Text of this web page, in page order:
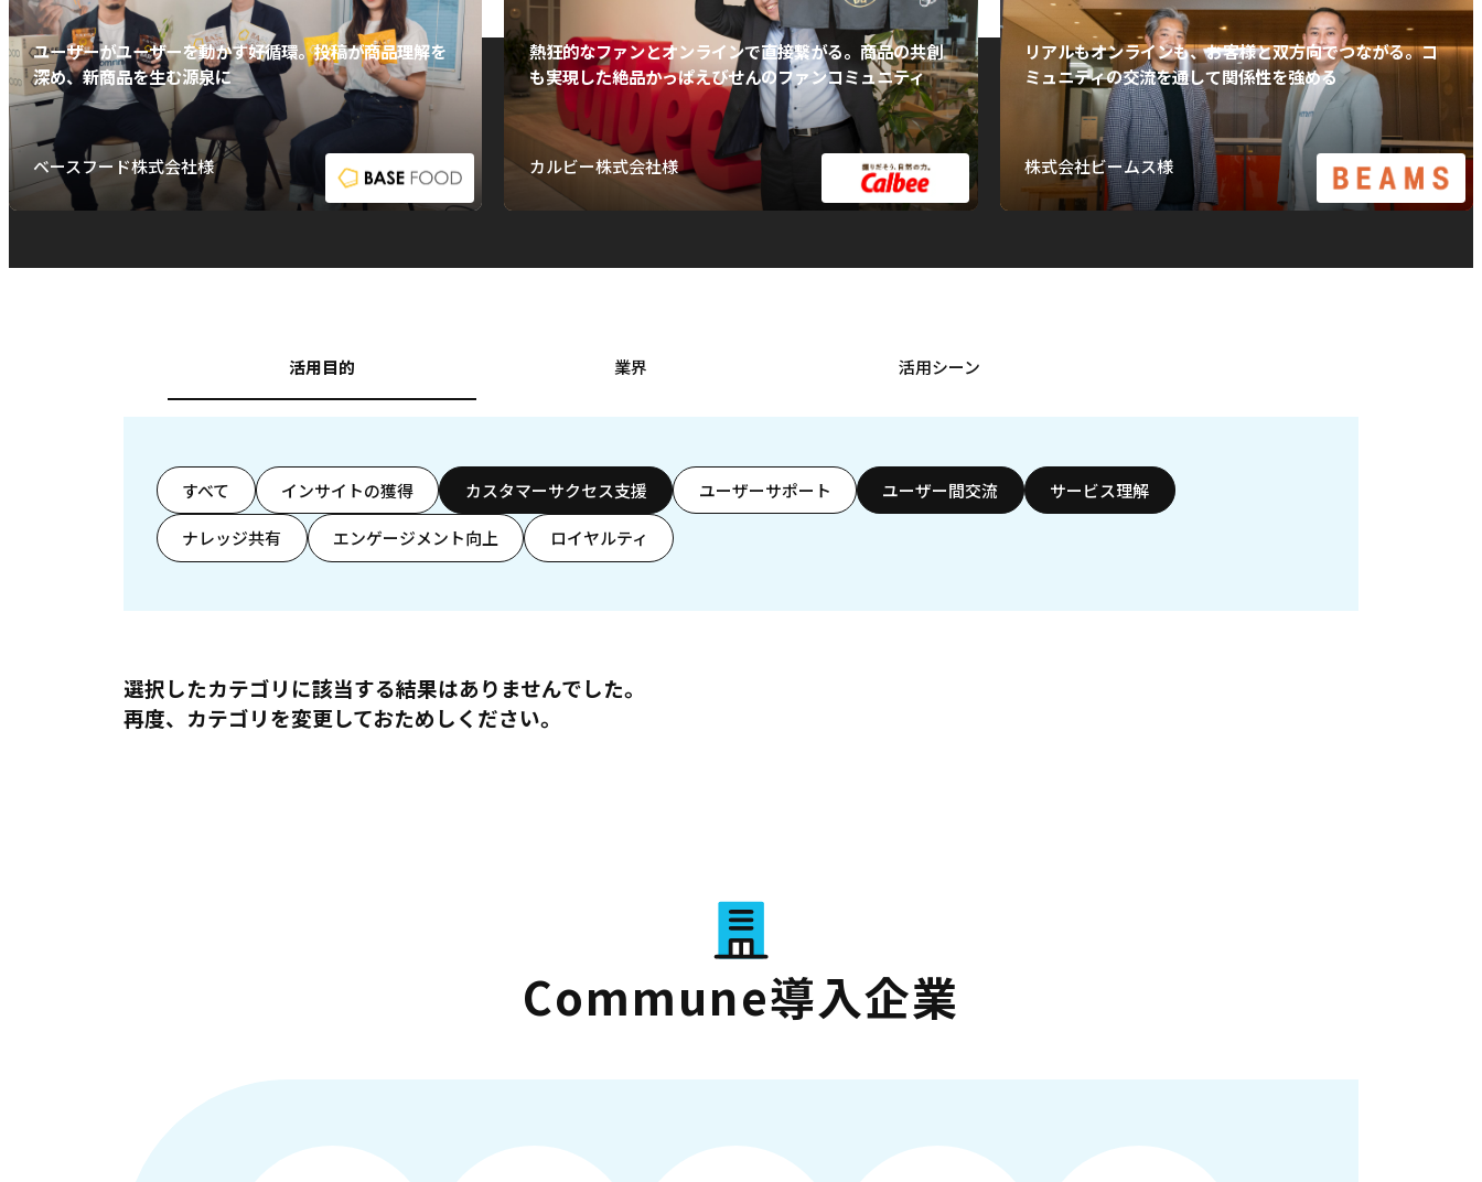
ユーザーがユーザーを動かす好循環。投稿が商品理解を
深め、新商品を生む源泉に
ベースフード株式会社様
熱狂的なファンとオンラインで直接繋がる。商品の共創
も実現した絶品かっぱえびせんのファンコミュニティ
カルビー株式会社様
リアルもオンラインも、お客様と双方向でつながる。コ
ミュニティの交流を通して関係性を強める
株式会社ビームス様
活用目的 業界 活用シーン
すべて インサイトの獲得 カスタマーサクセス支援 ユーザーサポート ユーザー間交流 サービス理解
ナレッジ共有 エンゲージメント向上 ロイヤルティ
選択したカテゴリに該当する結果はありませんでした。
再度、カテゴリを変更しておためしください。
Commune導入企業